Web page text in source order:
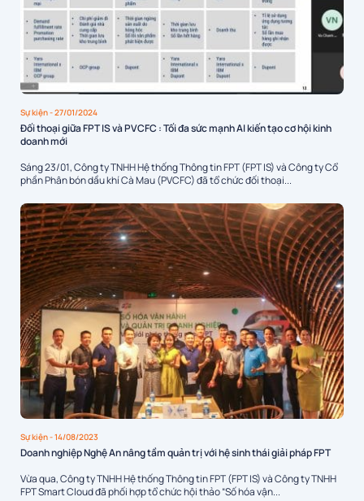
Sự kiện- 27/01/2024
Đối thoại giữa FPT IS và PVCFC : Tối đa sức mạnh AI kiến tạo cơ hội kinh
doanh mới
Sáng 23/01, Công ty TNHH Hệ thống Thông tin FPT (FPT IS) và Công ty Cổ
phần Phân bón dầu khí Cà Mau (PVCFC) đã tổ chức đối thoại...
Sự kiện- 14/08/2023
Doanh nghiệp Nghệ An nâng tầm quản trị với hệ sinh thái giải pháp FPT
Vừa qua, Công ty TNHH Hệ thống Thông tin FPT (FPT IS) và Công ty TNHH
FPT Smart Cloud đã phối hợp tổ chức hội thảo “Số hóa vận...